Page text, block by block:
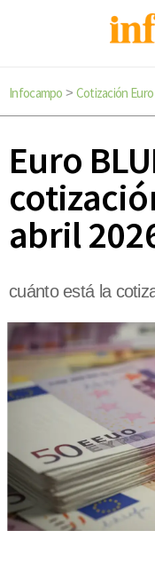
Infocampo > Cotización Euro
Euro
abril
cuánto está la